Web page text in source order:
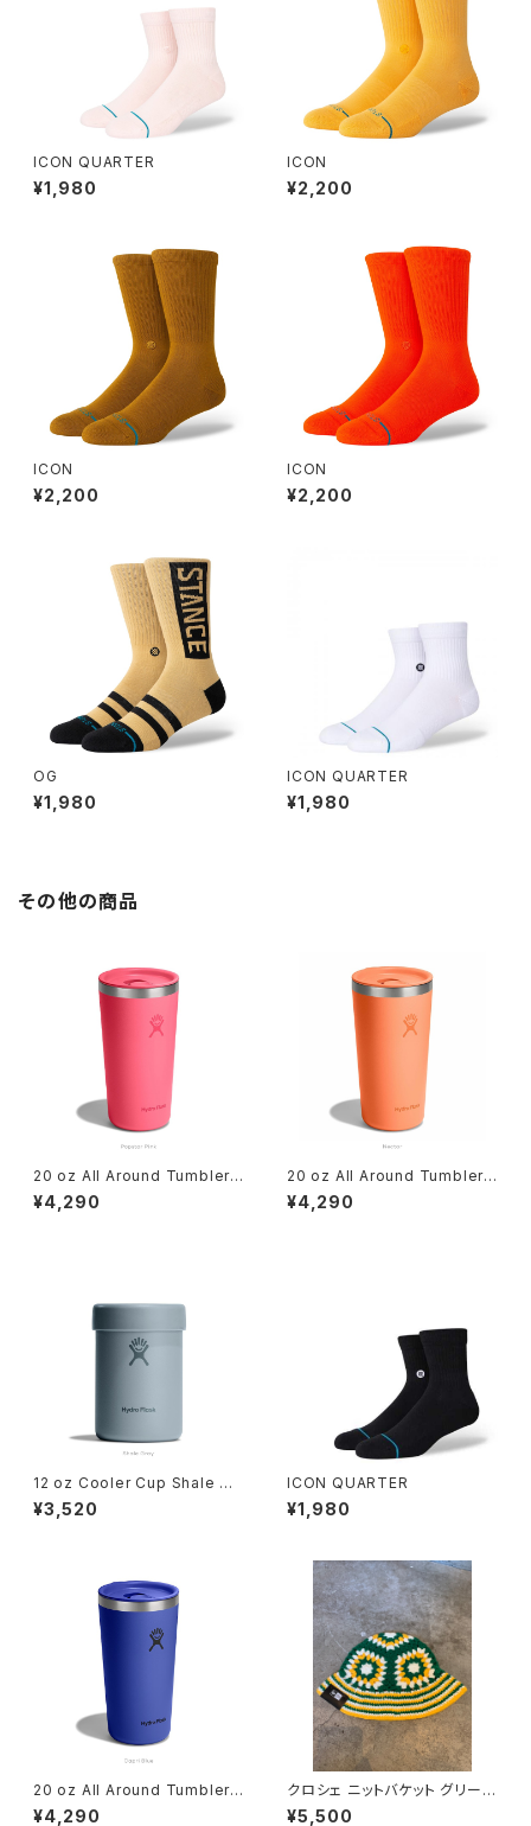
ICON QUARTER
¥1,980
ICON
¥2,200
ICON
¥2,200
ICON
¥2,200
OG
¥1,980
ICON QUARTER
¥1,980
その他の商品
20 oz All Around Tumbler
Popstar Pink
¥4,290
20 oz All Around Tumbler
Nectar
¥4,290
12 oz Cooler Cup Shale Gr
ay
¥3,520
ICON QUARTER
¥1,980
20 oz All Around Tumbler
Capri Blue
¥4,290
クロシェ ニットバケット グリー
ン/イエロー/ホワイト
¥5,500